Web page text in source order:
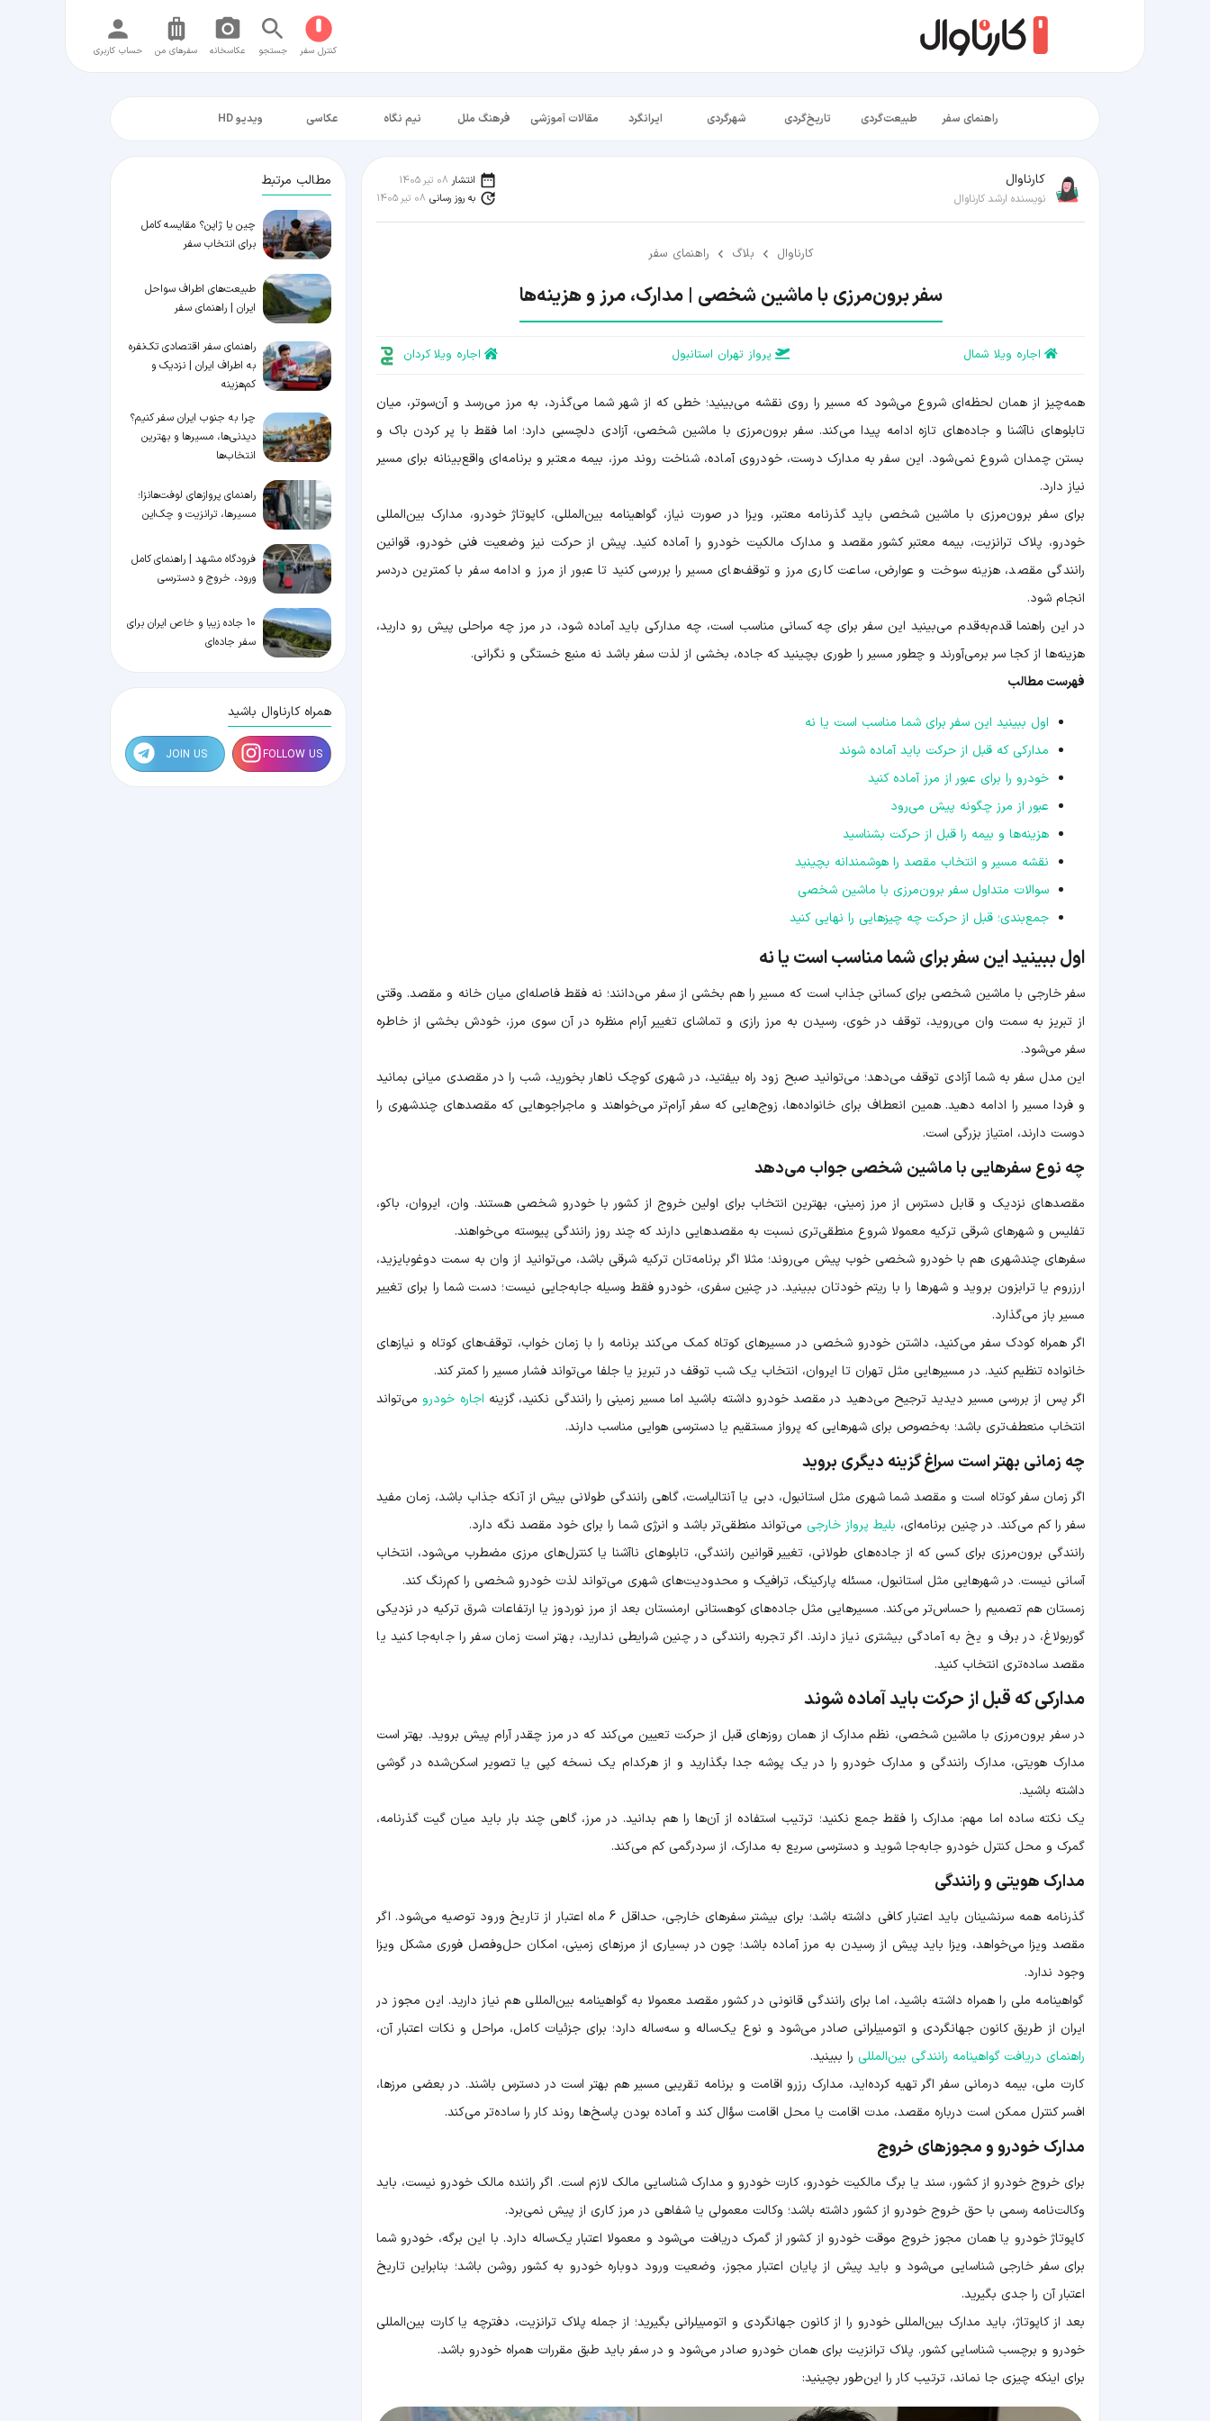
کنترل سفر جستجو عکاسخانه سفر‌های من حساب کاربری
راهنمای سفر طبیعت‌گردی تاریخ‌گردی شهرگردی ایرانگرد مقالات آموزشی فرهنگ ملل نیم نگاه عکاسی ویدیو HD
کارناوال
نویسنده ارشد کارناوال
انتشار 08 تیر 1405
به روز رسانی 08 تیر 1405
کارناوال بلاگ راهنمای سفر
سفر برون‌مرزی با ماشین شخصی | مدارک، مرز و هزینه‌ها
اجاره ویلا شمال پرواز تهران استانبول اجاره ویلا کردان
همه‌چیز از همان لحظه‌ای شروع می‌شود که مسیر را روی نقشه می‌بینید؛ خطی که از شهر شما می‌گذرد، به مرز می‌رسد و آن‌سوتر، میان
تابلوهای ناآشنا و جاده‌های تازه ادامه پیدا می‌کند. سفر برون‌مرزی با ماشین شخصی، آزادی دلچسبی دارد؛ اما فقط با پر کردن باک و
بستن چمدان شروع نمی‌شود. این سفر به مدارک درست، خودروی آماده، شناخت روند مرز، بیمه معتبر و برنامه‌ای واقع‌بینانه برای مسیر
نیاز دارد.
برای سفر برون‌مرزی با ماشین شخصی باید گذرنامه معتبر، ویزا در صورت نیاز، گواهینامه بین‌المللی، کاپوتاژ خودرو، مدارک بین‌المللی
خودرو، پلاک ترانزیت، بیمه معتبر کشور مقصد و مدارک مالکیت خودرو را آماده کنید. پیش از حرکت نیز وضعیت فنی خودرو، قوانین
رانندگی مقصد، هزینه سوخت و عوارض، ساعت کاری مرز و توقف‌های مسیر را بررسی کنید تا عبور از مرز و ادامه سفر با کمترین دردسر
انجام شود.
در این راهنما قدم‌به‌قدم می‌بینید این سفر برای چه کسانی مناسب است، چه مدارکی باید آماده شود، در مرز چه مراحلی پیش رو دارید،
هزینه‌ها از کجا سر برمی‌آورند و چطور مسیر را طوری بچینید که جاده، بخشی از لذت سفر باشد نه منبع خستگی و نگرانی.
فهرست مطالب
اول ببینید این سفر برای شما مناسب است یا نه
مدارکی که قبل از حرکت باید آماده شوند
خودرو را برای عبور از مرز آماده کنید
عبور از مرز چگونه پیش می‌رود
هزینه‌ها و بیمه را قبل از حرکت بشناسید
نقشه مسیر و انتخاب مقصد را هوشمندانه بچینید
سوالات متداول سفر برون‌مرزی با ماشین شخصی
جمع‌بندی؛ قبل از حرکت چه چیزهایی را نهایی کنید
اول ببینید این سفر برای شما مناسب است یا نه
سفر خارجی با ماشین شخصی برای کسانی جذاب است که مسیر را هم بخشی از سفر می‌دانند؛ نه فقط فاصله‌ای میان خانه و مقصد. وقتی
از تبریز به سمت وان می‌روید، توقف در خوی، رسیدن به مرز رازی و تماشای تغییر آرام منظره در آن سوی مرز، خودش بخشی از خاطره
سفر می‌شود.
این مدل سفر به شما آزادی توقف می‌دهد؛ می‌توانید صبح زود راه بیفتید، در شهری کوچک ناهار بخورید، شب را در مقصدی میانی بمانید
و فردا مسیر را ادامه دهید. همین انعطاف برای خانواده‌ها، زوج‌هایی که سفر آرام‌تر می‌خواهند و ماجراجوهایی که مقصدهای چندشهری را
دوست دارند، امتیاز بزرگی است.
چه نوع سفرهایی با ماشین شخصی جواب می‌دهد
مقصدهای نزدیک و قابل دسترس از مرز زمینی، بهترین انتخاب برای اولین خروج از کشور با خودرو شخصی هستند. وان، ایروان، باکو،
تفلیس و شهرهای شرقی ترکیه معمولا شروع منطقی‌تری نسبت به مقصدهایی دارند که چند روز رانندگی پیوسته می‌خواهند.
سفرهای چندشهری هم با خودرو شخصی خوب پیش می‌روند؛ مثلا اگر برنامه‌تان ترکیه شرقی باشد، می‌توانید از وان به سمت دوغوبایزید،
ارزروم یا ترابزون بروید و شهرها را با ریتم خودتان ببینید. در چنین سفری، خودرو فقط وسیله جابه‌جایی نیست؛ دست شما را برای تغییر
مسیر باز می‌گذارد.
اگر همراه کودک سفر می‌کنید، داشتن خودرو شخصی در مسیرهای کوتاه کمک می‌کند برنامه را با زمان خواب، توقف‌های کوتاه و نیازهای
خانواده تنظیم کنید. در مسیرهایی مثل تهران تا ایروان، انتخاب یک شب توقف در تبریز یا جلفا می‌تواند فشار مسیر را کمتر کند.
اگر پس از بررسی مسیر دیدید ترجیح می‌دهید در مقصد خودرو داشته باشید اما مسیر زمینی را رانندگی نکنید، گزینه اجاره خودرو می‌تواند
انتخاب منعطف‌تری باشد؛ به‌خصوص برای شهرهایی که پرواز مستقیم یا دسترسی هوایی مناسب دارند.
چه زمانی بهتر است سراغ گزینه دیگری بروید
اگر زمان سفر کوتاه است و مقصد شما شهری مثل استانبول، دبی یا آنتالیاست، گاهی رانندگی طولانی بیش از آنکه جذاب باشد، زمان مفید
سفر را کم می‌کند. در چنین برنامه‌ای، بلیط پرواز خارجی می‌تواند منطقی‌تر باشد و انرژی شما را برای خود مقصد نگه دارد.
رانندگی برون‌مرزی برای کسی که از جاده‌های طولانی، تغییر قوانین رانندگی، تابلوهای ناآشنا یا کنترل‌های مرزی مضطرب می‌شود، انتخاب
آسانی نیست. در شهرهایی مثل استانبول، مسئله پارکینگ، ترافیک و محدودیت‌های شهری می‌تواند لذت خودرو شخصی را کم‌رنگ کند.
زمستان هم تصمیم را حساس‌تر می‌کند. مسیرهایی مثل جاده‌های کوهستانی ارمنستان بعد از مرز نوردوز یا ارتفاعات شرق ترکیه در نزدیکی
گوربولاغ، در برف و یخ به آمادگی بیشتری نیاز دارند. اگر تجربه رانندگی در چنین شرایطی ندارید، بهتر است زمان سفر را جابه‌جا کنید یا
مقصد ساده‌تری انتخاب کنید.
مدارکی که قبل از حرکت باید آماده شوند
در سفر برون‌مرزی با ماشین شخصی، نظم مدارک از همان روزهای قبل از حرکت تعیین می‌کند که در مرز چقدر آرام پیش بروید. بهتر است
مدارک هویتی، مدارک رانندگی و مدارک خودرو را در یک پوشه جدا بگذارید و از هرکدام یک نسخه کپی یا تصویر اسکن‌شده در گوشی
داشته باشید.
یک نکته ساده اما مهم: مدارک را فقط جمع نکنید؛ ترتیب استفاده از آن‌ها را هم بدانید. در مرز، گاهی چند بار باید میان گیت گذرنامه،
گمرک و محل کنترل خودرو جابه‌جا شوید و دسترسی سریع به مدارک، از سردرگمی کم می‌کند.
مدارک هویتی و رانندگی
گذرنامه همه سرنشینان باید اعتبار کافی داشته باشد؛ برای بیشتر سفرهای خارجی، حداقل 6 ماه اعتبار از تاریخ ورود توصیه می‌شود. اگر
مقصد ویزا می‌خواهد، ویزا باید پیش از رسیدن به مرز آماده باشد؛ چون در بسیاری از مرزهای زمینی، امکان حل‌وفصل فوری مشکل ویزا
وجود ندارد.
گواهینامه ملی را همراه داشته باشید، اما برای رانندگی قانونی در کشور مقصد معمولا به گواهینامه بین‌المللی هم نیاز دارید. این مجوز در
ایران از طریق کانون جهانگردی و اتومبیلرانی صادر می‌شود و نوع یک‌ساله و سه‌ساله دارد؛ برای جزئیات کامل، مراحل و نکات اعتبار آن،
راهنمای دریافت گواهینامه رانندگی بین‌المللی را ببینید.
کارت ملی، بیمه درمانی سفر اگر تهیه کرده‌اید، مدارک رزرو اقامت و برنامه تقریبی مسیر هم بهتر است در دسترس باشند. در بعضی مرزها،
افسر کنترل ممکن است درباره مقصد، مدت اقامت یا محل اقامت سؤال کند و آماده بودن پاسخ‌ها روند کار را ساده‌تر می‌کند.
مدارک خودرو و مجوزهای خروج
برای خروج خودرو از کشور، سند یا برگ مالکیت خودرو، کارت خودرو و مدارک شناسایی مالک لازم است. اگر راننده مالک خودرو نیست، باید
وکالت‌نامه رسمی با حق خروج خودرو از کشور داشته باشد؛ وکالت معمولی یا شفاهی در مرز کاری از پیش نمی‌برد.
کاپوتاژ خودرو یا همان مجوز خروج موقت خودرو از کشور از گمرک دریافت می‌شود و معمولا اعتبار یک‌ساله دارد. با این برگه، خودرو شما
برای سفر خارجی شناسایی می‌شود و باید پیش از پایان اعتبار مجوز، وضعیت ورود دوباره خودرو به کشور روشن باشد؛ بنابراین تاریخ
اعتبار آن را جدی بگیرید.
بعد از کاپوتاژ، باید مدارک بین‌المللی خودرو را از کانون جهانگردی و اتومبیلرانی بگیرید؛ از جمله پلاک ترانزیت، دفترچه یا کارت بین‌المللی
خودرو و برچسب شناسایی کشور. پلاک ترانزیت برای همان خودرو صادر می‌شود و در سفر باید طبق مقررات همراه خودرو باشد.
برای اینکه چیزی جا نماند، ترتیب کار را این‌طور بچینید:
مطالب مرتبط
چین یا ژاپن؟ مقایسه کامل
برای انتخاب سفر
طبیعت‌های اطراف سواحل
ایران | راهنمای سفر
راهنمای سفر اقتصادی تک‌نفره
به اطراف ایران | نزدیک و
کم‌هزینه
چرا به جنوب ایران سفر کنیم؟
دیدنی‌ها، مسیرها و بهترین
انتخاب‌ها
راهنمای پروازهای لوفت‌هانزا؛
مسیرها، ترانزیت و چک‌این
فرودگاه مشهد | راهنمای کامل
ورود، خروج و دسترسی
10 جاده زیبا و خاص ایران برای
سفر جاده‌ای
همراه کارناوال باشید
FOLLOW US
JOIN US